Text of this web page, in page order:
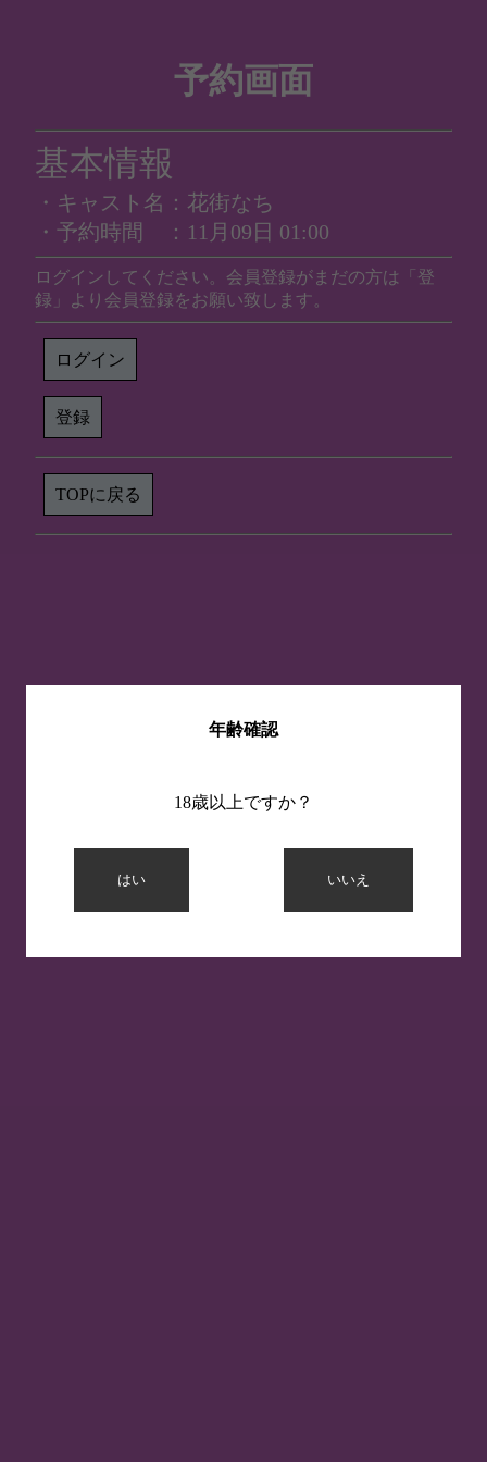
年齢確認
18歳以上ですか？
はい いいえ
予約画面
基本情報
・キャスト名：花街なち
・予約時間 ：11月09日 01:00
ログインしてください。会員登録がまだの方は「登
録」より会員登録をお願い致します。
ログイン
登録
TOPに戻る